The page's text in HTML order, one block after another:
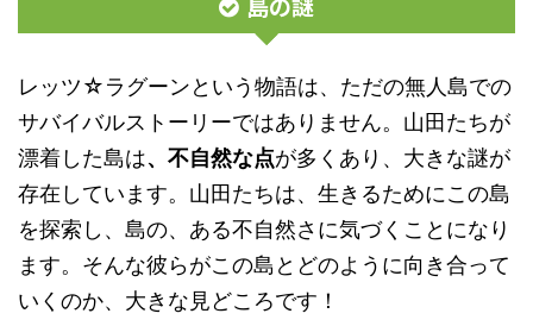
レッツ☆ラグーンという物語は、ただの無人島での
サバイバルストーリーではありません。山田たちが
漂着した島は、不自然な点が多くあり、大きな謎が
存在しています。山田たちは、生きるためにこの島
を探索し、島の、ある不自然さに気づくことになり
ます。そんな彼らがこの島とどのように向き合って
いくのか、大きな見どころです！